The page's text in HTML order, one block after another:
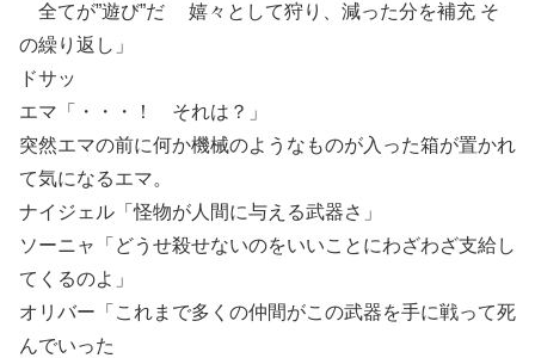
全てが”遊び”だ 嬉々として狩り、減った分を補充 そ
の繰り返し」
ドサッ
エマ「・・・！ それは？」
突然エマの前に何か機械のようなものが入った箱が置かれ
て気になるエマ。
ナイジェル「怪物が人間に与える武器さ」
ソーニャ「どうせ殺せないのをいいことにわざわざ支給し
てくるのよ」
オリバー「これまで多くの仲間がこの武器を手に戦って死
んでいった